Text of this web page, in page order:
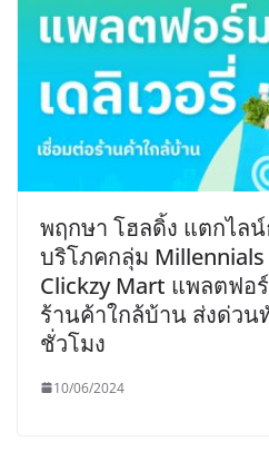
พฤกษา โฮลดิ้ง แตกไล
บริโภคกลุ่ม
Clickzy Mart แพลตฟอ
ร้านค้าใกล้บ้าน ส่งด่วน
ชั่วโมง
10/06/2024